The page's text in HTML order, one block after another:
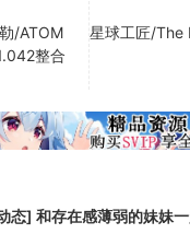
and terrain
their own weight
the world for the
armor, clothing,
govern attributes to
of item permutations.
multitude of mods
/ATOM
整合
星球工匠/The
态] 和存在感薄弱的妹妹